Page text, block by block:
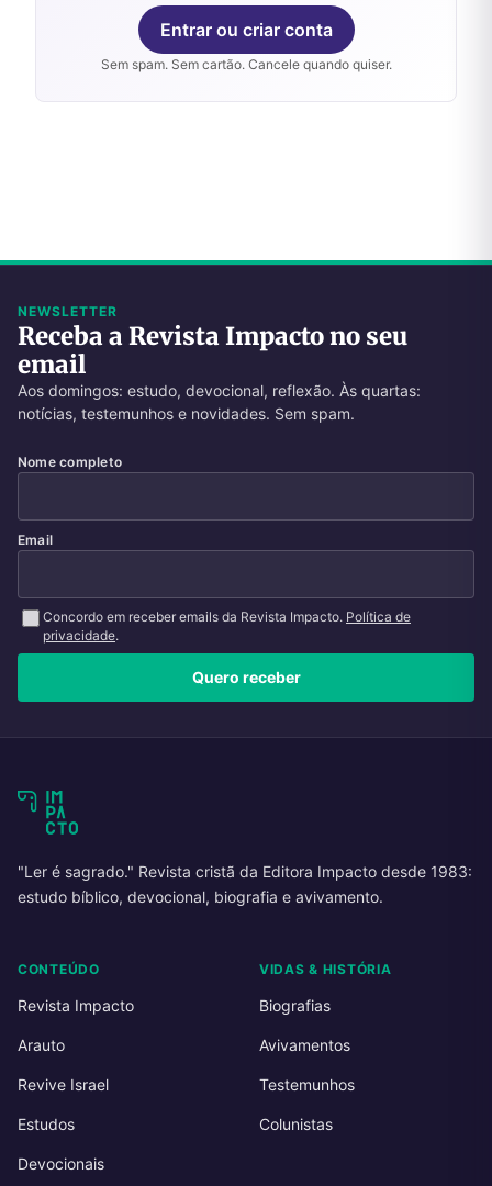
Entrar ou criar conta
Sem spam. Sem cartão. Cancele quando quiser.
NEWSLETTER
Receba a Revista Impacto no seu
email
Aos domingos: estudo, devocional, reflexão. Às quartas:
notícias, testemunhos e novidades. Sem spam.
Nome completo
Email
Concordo em receber emails da Revista Impacto. Política de
privacidade.
Quero receber
"Ler é sagrado." Revista cristã da Editora Impacto desde 1983:
estudo bíblico, devocional, biografia e avivamento.
CONTEÚDO
Revista Impacto
Arauto
Revive Israel
Estudos
Devocionais
VIDAS & HISTÓRIA
Biografias
Avivamentos
Testemunhos
Colunistas